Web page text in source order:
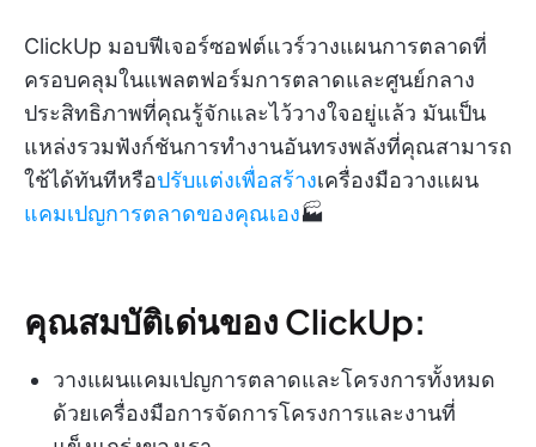
ClickUp มอบฟีเจอร์ซอฟต์แวร์วางแผนการตลาดที่
ครอบคลุมในแพลตฟอร์มการตลาดและศูนย์กลาง
ประสิทธิภาพที่คุณรู้จักและไว้วางใจอยู่แล้ว มันเป็น
แหล่งรวมฟังก์ชันการทำงานอันทรงพลังที่คุณสามารถ
ใช้ได้ทันทีหรือปรับแต่งเพื่อสร้างเครื่องมือวางแผน
แคมเปญการตลาดของคุณเอง🏭
คุณสมบัติเด่นของ ClickUp:
วางแผนแคมเปญการตลาดและโครงการทั้งหมด
ด้วยเครื่องมือการจัดการโครงการและงานที่